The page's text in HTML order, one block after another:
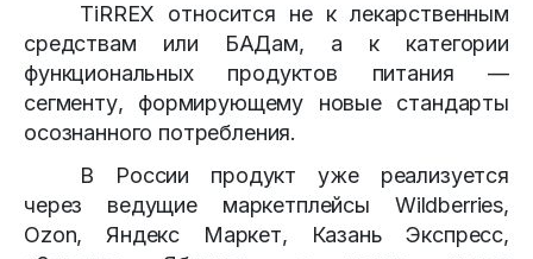
TiRREX относится не к лекарственным
средствам или БАДам, а к категории
функциональных продуктов питания —
сегменту, формирующему новые стандарты
осознанного потребления.
В России продукт уже реализуется
через ведущие маркетплейсы Wildberries,
Ozon, Яндекс Маркет, Казань Экспресс,